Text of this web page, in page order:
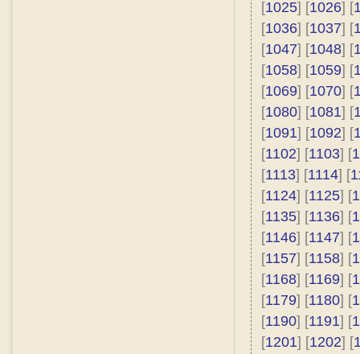
[1025] [1026] [
[1036] [1037] [
[1047] [1048] [
[1058] [1059] [
[1069] [1070] [
[1080] [1081] [
[1091] [1092] [
[1102] [1103] [
[1113] [1114] [
[1124] [1125] [
[1135] [1136] [
[1146] [1147] [
[1157] [1158] [
[1168] [1169] [
[1179] [1180] [
[1190] [1191] [
[1201] [1202] [